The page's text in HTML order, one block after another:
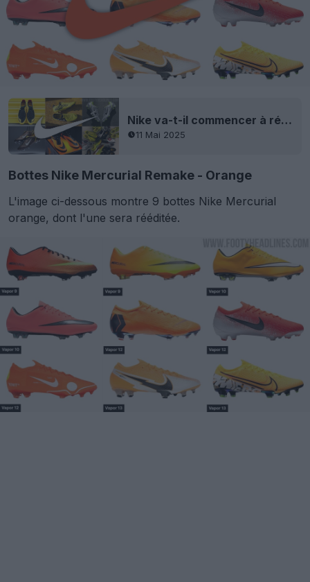
Nike va-t-il commencer à rééditer régulièrement d'anciennes chaussures de football ?
11 Mai 2025
Bottes Nike Mercurial Remake - Orange
L'image ci-dessous montre 9 bottes Nike Mercurial
orange, dont l'une sera rééditée.